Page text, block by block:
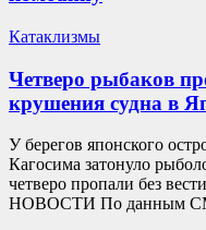
Катаклизмы
Четверо рыбаков
крушения судна в
У берегов японского
Кагосима затонуло
четверо пропали без
НОВОСТИ По данным